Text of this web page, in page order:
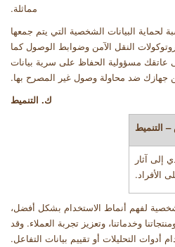
مماثلة.
لحماية البيانات الشخصية التي يتم جمعها
النقل الآمن وضوابط الوصول كما
مسؤولية الحفاظ على سرية بيانات
جهازك ضد محاولة وصول غير المصرح بها.
ك. التنميط
التنميط
إلى آثار
الأفراد.
لفهم أنماط الاستخدام بشكل أفضل،
وخدماتنا، وتعزيز تجربة العملاء. وقد
التحليلات أو تقييم بيانات التفاعل.